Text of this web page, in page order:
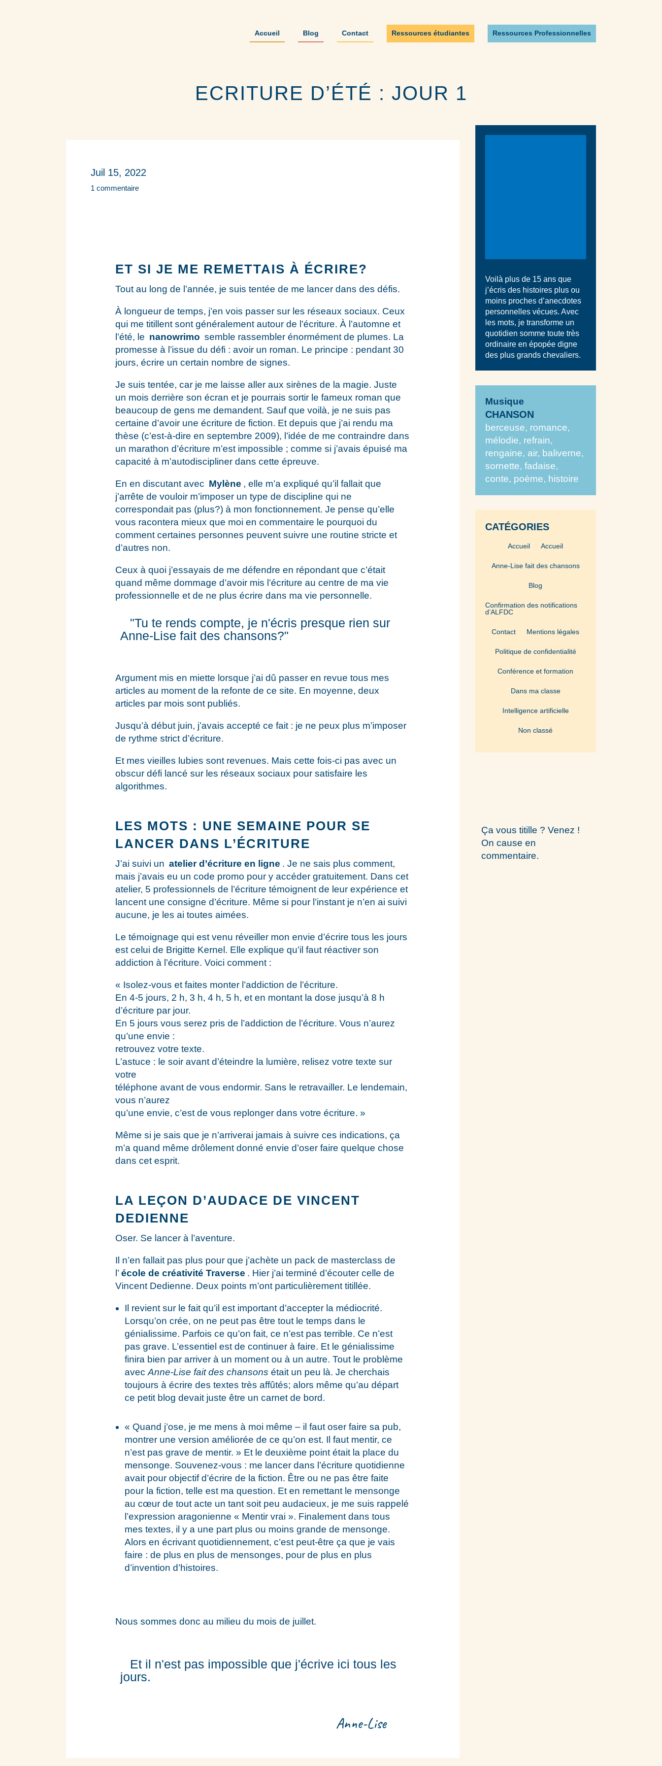
Accueil Blog Contact Ressources étudiantes Ressources Professionnelles
ECRITURE D’ÉTÉ : JOUR 1
Juil 15, 2022
1 commentaire
ET SI JE ME REMETTAIS À ÉCRIRE?
Tout au long de l’année, je suis tentée de me lancer dans des défis.
À longueur de temps, j’en vois passer sur les réseaux sociaux. Ceux
qui me titillent sont généralement autour de l’écriture. À l’automne et
l’été, le nanowrimo semble rassembler énormément de plumes. La
promesse à l’issue du défi : avoir un roman. Le principe : pendant 30
jours, écrire un certain nombre de signes.
Je suis tentée, car je me laisse aller aux sirènes de la magie. Juste
un mois derrière son écran et je pourrais sortir le fameux roman que
beaucoup de gens me demandent. Sauf que voilà, je ne suis pas
certaine d’avoir une écriture de fiction. Et depuis que j’ai rendu ma
thèse (c’est-à-dire en septembre 2009), l’idée de me contraindre dans
un marathon d’écriture m’est impossible ; comme si j’avais épuisé ma
capacité à m’autodiscipliner dans cette épreuve.
En en discutant avec Mylène , elle m’a expliqué qu’il fallait que
j’arrête de vouloir m’imposer un type de discipline qui ne
correspondait pas (plus?) à mon fonctionnement. Je pense qu’elle
vous racontera mieux que moi en commentaire le pourquoi du
comment certaines personnes peuvent suivre une routine stricte et
d’autres non.
Ceux à quoi j’essayais de me défendre en répondant que c’était
quand même dommage d’avoir mis l’écriture au centre de ma vie
professionnelle et de ne plus écrire dans ma vie personnelle.
"Tu te rends compte, je n'écris presque rien sur
Anne-Lise fait des chansons?"
Argument mis en miette lorsque j’ai dû passer en revue tous mes
articles au moment de la refonte de ce site. En moyenne, deux
articles par mois sont publiés.
Jusqu’à début juin, j’avais accepté ce fait : je ne peux plus m’imposer
de rythme strict d’écriture.
Et mes vieilles lubies sont revenues. Mais cette fois-ci pas avec un
obscur défi lancé sur les réseaux sociaux pour satisfaire les
algorithmes.
LES MOTS : UNE SEMAINE POUR SE
LANCER DANS L’ÉCRITURE
J’ai suivi un atelier d’écriture en ligne . Je ne sais plus comment,
mais j’avais eu un code promo pour y accéder gratuitement. Dans cet
atelier, 5 professionnels de l’écriture témoignent de leur expérience et
lancent une consigne d’écriture. Même si pour l’instant je n’en ai suivi
aucune, je les ai toutes aimées.
Le témoignage qui est venu réveiller mon envie d’écrire tous les jours
est celui de Brigitte Kernel. Elle explique qu’il faut réactiver son
addiction à l’écriture. Voici comment :
« Isolez-vous et faites monter l’addiction de l’écriture.
En 4-5 jours, 2 h, 3 h, 4 h, 5 h, et en montant la dose jusqu’à 8 h
d’écriture par jour.
En 5 jours vous serez pris de l’addiction de l’écriture. Vous n’aurez
qu’une envie :
retrouvez votre texte.
L’astuce : le soir avant d’éteindre la lumière, relisez votre texte sur
votre
téléphone avant de vous endormir. Sans le retravailler. Le lendemain,
vous n’aurez
qu’une envie, c’est de vous replonger dans votre écriture. »
Même si je sais que je n’arriverai jamais à suivre ces indications, ça
m’a quand même drôlement donné envie d’oser faire quelque chose
dans cet esprit.
LA LEÇON D’AUDACE DE VINCENT
DEDIENNE
Oser. Se lancer à l’aventure.
Il n’en fallait pas plus pour que j’achète un pack de masterclass de
l’ école de créativité Traverse . Hier j’ai terminé d’écouter celle de
Vincent Dedienne. Deux points m’ont particulièrement titillée.
Il revient sur le fait qu’il est important d’accepter la médiocrité.
Lorsqu’on crée, on ne peut pas être tout le temps dans le
génialissime. Parfois ce qu’on fait, ce n’est pas terrible. Ce n’est
pas grave. L’essentiel est de continuer à faire. Et le génialissime
finira bien par arriver à un moment ou à un autre. Tout le problème
avecAnne-Lise fait des chansons était un peu là. Je cherchais
toujours à écrire des textes très affûtés; alors même qu’au départ
ce petit blog devait juste être un carnet de bord.
« Quand j’ose, je me mens à moi même – il faut oser faire sa pub,
montrer une version améliorée de ce qu’on est. Il faut mentir, ce
n’est pas grave de mentir. » Et le deuxième point était la place du
mensonge. Souvenez-vous : me lancer dans l’écriture quotidienne
avait pour objectif d’écrire de la fiction. Être ou ne pas être faite
pour la fiction, telle est ma question. Et en remettant le mensonge
au cœur de tout acte un tant soit peu audacieux, je me suis rappelé
l’expression aragonienne « Mentir vrai ». Finalement dans tous
mes textes, il y a une part plus ou moins grande de mensonge.
Alors en écrivant quotidiennement, c’est peut-être ça que je vais
faire : de plus en plus de mensonges, pour de plus en plus
d’invention d’histoires.
Nous sommes donc au milieu du mois de juillet.
Et il n'est pas impossible que j'écrive ici tous les
jours.
Anne-Lise
Voilà plus de 15 ans que
j’écris des histoires plus ou
moins proches d’anecdotes
personnelles vécues. Avec
les mots, je transforme un
quotidien somme toute très
ordinaire en épopée digne
des plus grands chevaliers.
Musique
CHANSON
berceuse, romance,
mélodie, refrain,
rengaine, air, baliverne,
sornette, fadaise,
conte, poème, histoire
CATÉGORIES
Accueil Accueil
Anne-Lise fait des chansons
Blog
Confirmation des notifications
d’ALFDC
Contact Mentions légales
Politique de confidentialité
Conférence et formation
Dans ma classe
Intelligence artificielle
Non classé
Ça vous titille ? Venez !
On cause en
commentaire.